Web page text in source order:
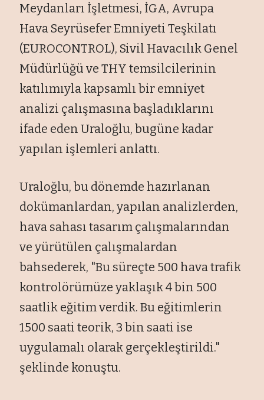
Meydanları İşletmesi, İGA, Avrupa
Hava Seyrüsefer Emniyeti Teşkilatı
(EUROCONTROL), Sivil Havacılık Genel
Müdürlüğü ve THY temsilcilerinin
katılımıyla kapsamlı bir emniyet
analizi çalışmasına başladıklarını
ifade eden Uraloğlu, bugüne kadar
yapılan işlemleri anlattı.
Uraloğlu, bu dönemde hazırlanan
dokümanlardan, yapılan analizlerden,
hava sahası tasarım çalışmalarından
ve yürütülen çalışmalardan
bahsederek, "Bu süreçte 500 hava trafik
kontrolörümüze yaklaşık 4 bin 500
saatlik eğitim verdik. Bu eğitimlerin
1500 saati teorik, 3 bin saati ise
uygulamalı olarak gerçekleştirildi."
şeklinde konuştu.